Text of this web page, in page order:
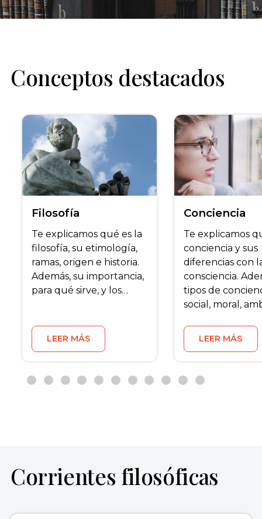
Conceptos destacados
Filosofía
Te explicamos qué es la
filosofía, su etimología,
ramas, origen e historia.
Además, su importancia,
para qué sirve, y los…
LEER MÁS
Conciencia
Te explicamos
conciencia y sus
diferencias con
consciencia.
tipos de
social, moral,
LEER MÁS
Corrientes filosóficas